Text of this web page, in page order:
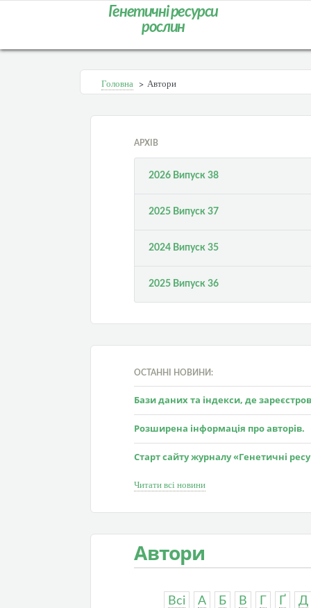
Генетичні ресурси
рослин
Головна > Автори
АРХІВ
2026 Випуск 38
2025 Випуск 37
2024 Випуск 35
2025 Випуск 36
ОСТАННІ НОВИНИ:
Бази даних та індекси, де
Розширена інформація про авторів.
Старт сайту журналу «Генетичні
Читати всі новини
Автори
Всі А Б В Г Ґ
Д